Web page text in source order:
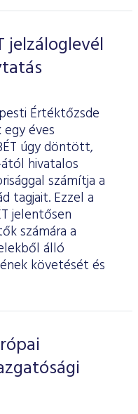
jelzáloglevél
Értéktőzsde
éves
úgy döntött,
hivatalos
számítja a
tagjait. Ezzel a
jelentősen
számára a
álló
követését és